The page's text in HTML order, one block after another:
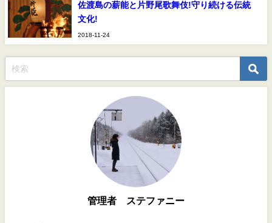
佐渡島の薪能と片野尾歌舞伎!守り続ける伝統
文化!
2018-11-24
管理者 ステファニー